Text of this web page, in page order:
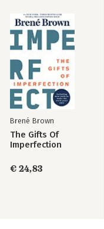
Brené Brown
The Gifts Of
Imperfection
€ 24,83